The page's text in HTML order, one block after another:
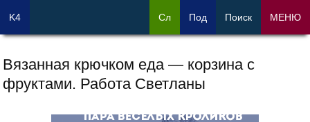
Вязанная крючком еда — корзина с
фруктами. Работа Светланы
K4 Сл Под Поиск МЕНЮ